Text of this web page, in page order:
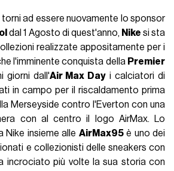
torni ad essere nuovamente lo sponsor
dal 1 Agosto di quest'anno, Nike si sta
realizzate appositamente per i
l'imminente conquista della Premier
giorni dall'Air Max Day i calciatori di
in campo per il riscaldamento prima
Merseyside contro l'Everton con una
con al centro il logo AirMax. Lo
insieme alle AirMax95è uno dei
e collezionisti delle sneakers con
incrociato più volte la sua storia con